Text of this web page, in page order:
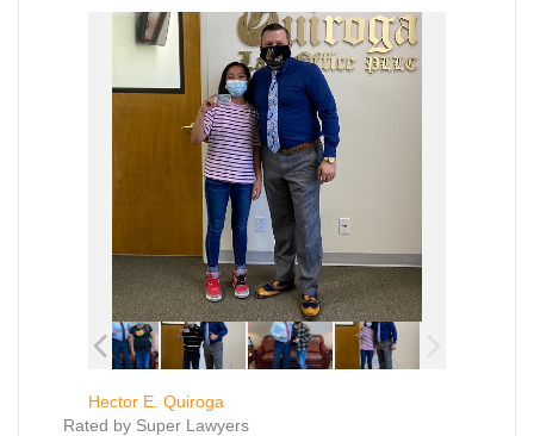
Hector E. Quiroga
Rated by Super Lawyers